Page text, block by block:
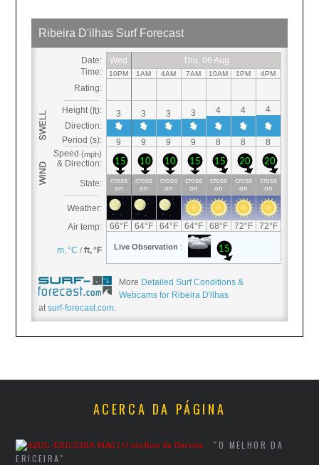
More Detailed Surf Conditions &
Webcams for Ribeira D'ilhas
atsurf-forecast.com.
ACERCA DA PÁGINA
"O MELHOR DA
ERICEIRA"